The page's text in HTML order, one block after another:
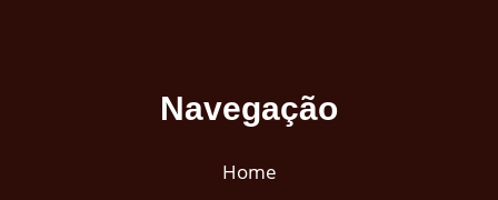
Navegação
Home